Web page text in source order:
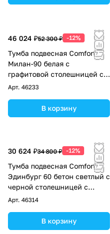
46 024 ₽52 300 ₽ -12%
Тумба подвесная Comforty
Милан-90 белая с
графитовой столешницей с
раковиной Comforty T-Y9378
Арт. 46233
В корзину
30 624 ₽34 800 ₽ -12%
Тумба подвесная Comforty
Эдинбург 60 бетон светлый с
черной столешницей с
раковиной COMFORTY
Арт. 46314
В корзину